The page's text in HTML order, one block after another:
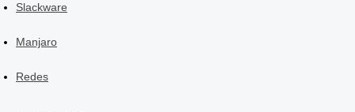
Slackware
Manjaro
Redes